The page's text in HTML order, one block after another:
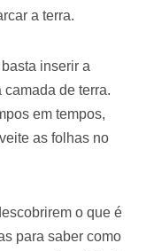
a terra.
inserir a
de terra.
em tempos,
as folhas no
o que é
para saber como